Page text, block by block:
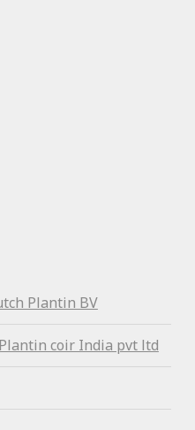
Plantin BV
coir India pvt ltd